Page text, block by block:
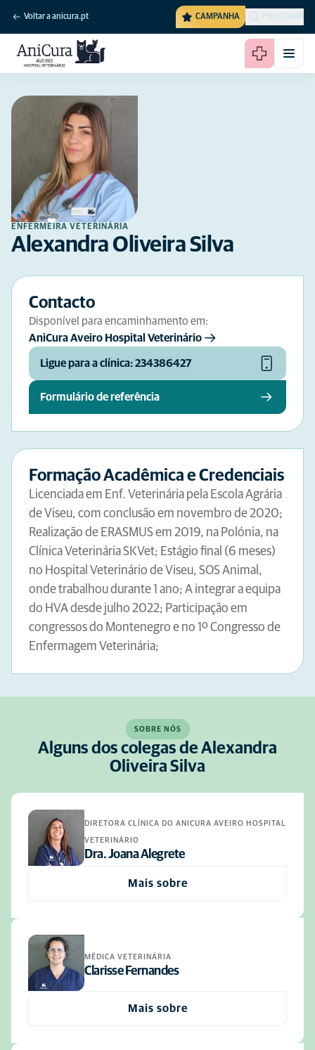
Voltar a anicura.pt CAMPANHA PROCURAR
ENFERMEIRA VETERINÁRIA
Alexandra Oliveira Silva
Contacto
Disponível para encaminhamento em:
AniCura Aveiro Hospital Veterinário
Ligue para a clínica: 234386427
Formulário de referência
Formação Acadêmica e Credenciais
Licenciada em Enf. Veterinária pela Escola Agrária
de Viseu, com conclusão em novembro de 2020;
Realização de ERASMUS em 2019, na Polónia, na
Clínica Veterinária SKVet; Estágio final (6 meses)
no Hospital Veterinário de Viseu, SOS Animal,
onde trabalhou durante 1 ano; A integrar a equipa
do HVA desde julho 2022; Participação em
congressos do Montenegro e no 1º Congresso de
Enfermagem Veterinária;
SOBRE NÓS
Alguns dos colegas de Alexandra
Oliveira Silva
DIRETORA CLÍNICA DO ANICURA AVEIRO HOSPITAL
VETERINÁRIO
Dra. Joana Alegrete
Mais sobre
MÉDICA VETERINÁRIA
Clarisse Fernandes
Mais sobre